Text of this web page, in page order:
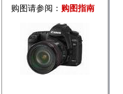
购图请参阅： 购图指南